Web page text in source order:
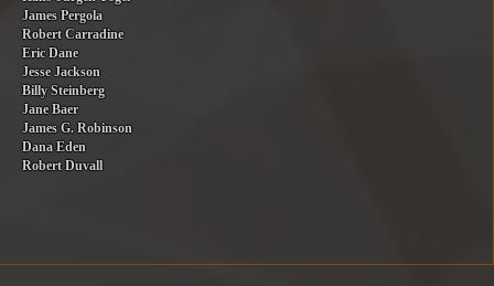
James Pergola
Robert Carradine
Eric Dane
Jesse Jackson
Billy Steinberg
Jane Baer
James G. Robinson
Dana Eden
Robert Duvall